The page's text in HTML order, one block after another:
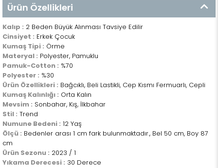
Ürün Özellikleri
Kalıp : 2 Beden Büyük Alınması Tavsiye Edilir
Cinsiyet : Erkek Çocuk
Kumaş Tipi : Örme
Materyal : Polyester, Pamuklu
Pamuk-Cotton : %70
Polyester : %30
Ürün Özellikleri : Bağcıklı, Beli Lastikli, Cep Kısmı Fermuarlı, Cepli
Kumaş Kalınlığı : Orta Kalın
Mevsim : Sonbahar, Kış, İlkbahar
Stil : Trend
Numune Bedeni : 12 Yaş
Ölçü : Bedenler arası 1 cm fark bulunmaktadır., Bel 50 cm, Boy 87
cm
Ürün Sezonu : 2023 / 1
Yıkama Derecesi : 30 Derece